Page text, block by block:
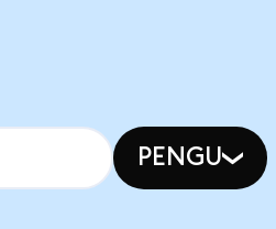
PENGU